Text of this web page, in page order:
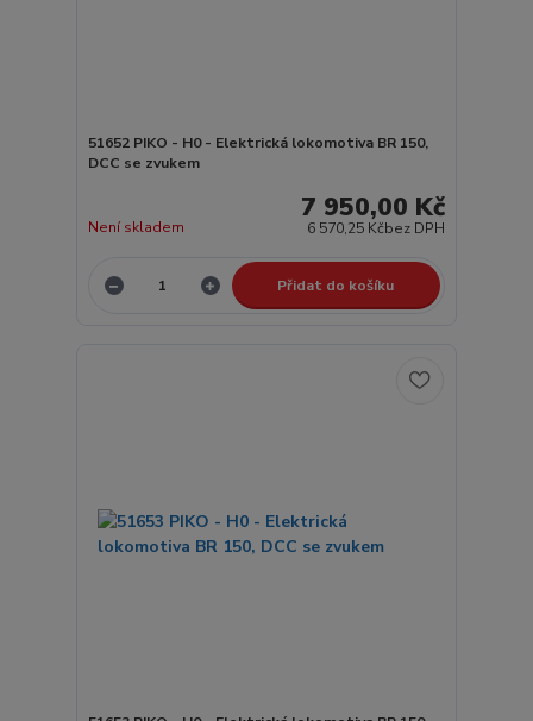
51652 PIKO - H0 - Elektrická lokomotiva BR 150,
DCC se zvukem
7 950,00 Kč
6 570,25 Kčbez DPH
Není skladem
Přidat do košíku